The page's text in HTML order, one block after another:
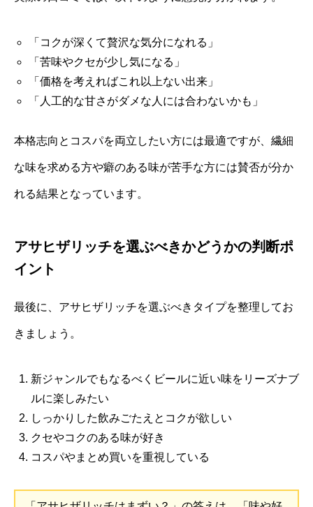
「コクが深くて贅沢な気分になれる」
「苦味やクセが少し気になる」
「価格を考えればこれ以上ない出来」
「人工的な甘さがダメな人には合わないかも」
本格志向とコスパを両立したい方には最適ですが、繊細
な味を求める方や癖のある味が苦手な方には賛否が分か
れる結果となっています。
アサヒザリッチを選ぶべきかどうかの判断ポ
イント
最後に、アサヒザリッチを選ぶべきタイプを整理してお
きましょう。
新ジャンルでもなるべくビールに近い味をリーズナブ
ルに楽しみたい
しっかりした飲みごたえとコクが欲しい
クセやコクのある味が好き
コスパやまとめ買いを重視している